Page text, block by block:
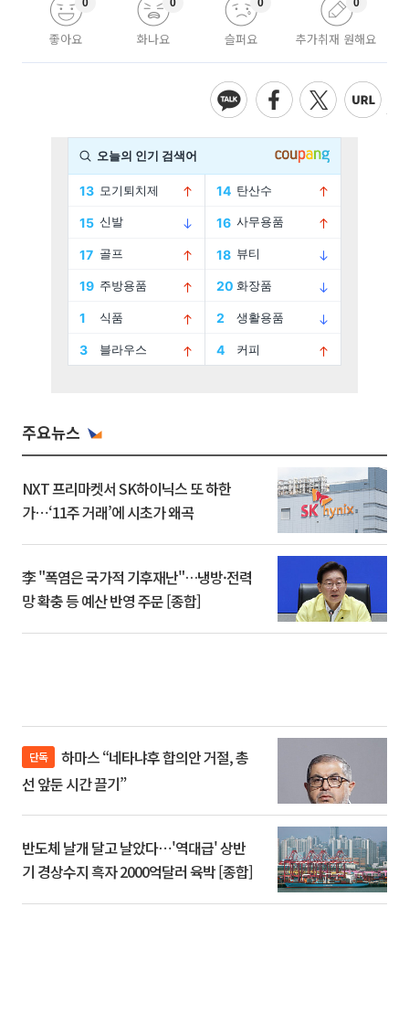
좋아요
0
화나요
0
슬퍼요
0
추가취재 원해요
0
주요뉴스
NXT 프리마켓서 SK하이닉스 또 하한
가⋯‘11주 거래’에 시초가 왜곡
李 "폭염은 국가적 기후재난"…냉방·전력
망 확충 등 예산 반영 주문 [종합]
단독
선 앞둔 시간 끌기”
반도체 날개 달고 날았다⋯'역대급' 상반
기 경상수지 흑자 2000억달러 육박 [종합]